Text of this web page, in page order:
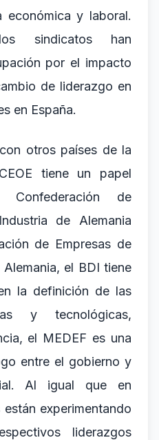
económica y laboral.
sindicatos han
por el impacto
de liderazgo en
en España.
otros países de la
tiene un papel
de
de Alemania
de Empresas de
el BDI tiene
la definición de las
y tecnológicas,
el MEDEF es una
entre el gobierno y
Al igual que en
experimentando
liderazgos